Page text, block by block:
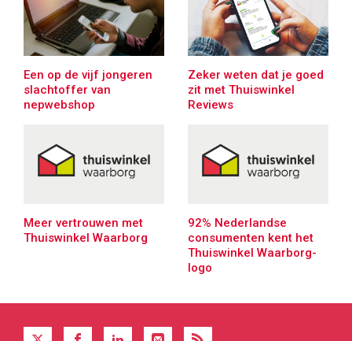
Een op de vijf jongeren
slachtoffer van
nepwebshop
Zeker weten dat je goed
zit met Thuiswinkel
Reviews
Meer vertrouwen met
Thuiswinkel Waarborg
92% Nederlandse
consumenten kent het
Thuiswinkel Waarborg-
logo